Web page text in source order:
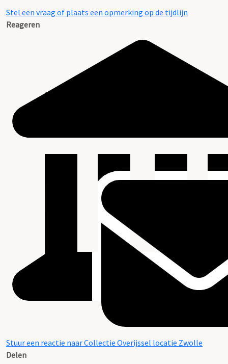
Stel een vraag of plaats een opmerking op de tijdlijn
Reageren
Stuur een reactie naar Collectie Overijssel locatie Zwolle
Delen